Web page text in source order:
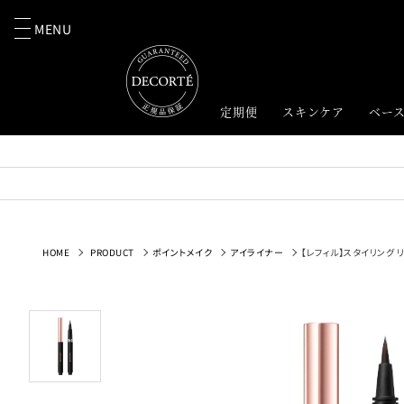
MENU
定期便 スキンケア ベー
HOME PRODUCT ポイントメイク アイライナー 【レフィル】スタイリング